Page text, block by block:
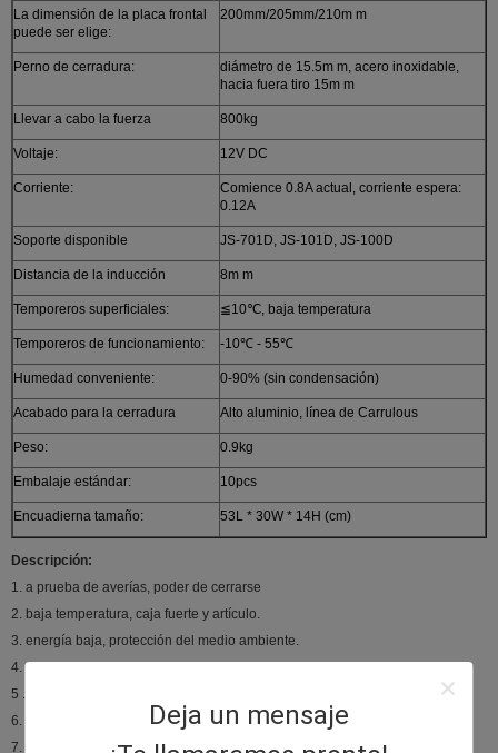
Deja un mensaje
La dimensión de la placa frontal
puede ser elige:
200mm/205mm/210m m
Perno de cerradura:
diámetro de 15.5m m, acero inoxidable,
hacia fuera tiro 15m m
Llevar a cabo la fuerza 800kg
Voltaje: 12V DC
Corriente:
Comience 0.8A actual, corriente espera:
0.12A
Soporte disponible JS-701D, JS-101D, JS-100D
Distancia de la inducción 8m m
Temporeros superficiales: ≦10℃, baja temperatura
Temporeros de funcionamiento: -10℃ - 55℃
Humedad conveniente: 0-90% (sin condensación)
Acabado para la cerradura Alto aluminio, línea de Carrulous
Peso: 0.9kg
Embalaje estándar: 10pcs
Encuadierna tamaño: 53L * 30W * 14H (cm)
Descripción:
1. a prueba de averías, poder de cerrarse
2. baja temperatura, caja fuerte y artículo.
3. energía baja, protección del medio ambiente.
4. control especial de la foto-electricidad, uso de la corriente de tres pasos.
5 . Larga vida con 500000 ciclos.
6. el MOVIMIENTO proporciona la protección actual reversa.
7. aleación de aluminio de la fuerza del superior, perno de acero inoxidable